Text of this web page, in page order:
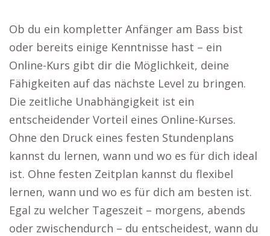
Ob du ein kompletter Anfänger am Bass bist
oder bereits einige Kenntnisse hast – ein
Online-Kurs gibt dir die Möglichkeit, deine
Fähigkeiten auf das nächste Level zu bringen.
Die zeitliche Unabhängigkeit ist ein
entscheidender Vorteil eines Online-Kurses.
Ohne den Druck eines festen Stundenplans
kannst du lernen, wann und wo es für dich ideal
ist. Ohne festen Zeitplan kannst du flexibel
lernen, wann und wo es für dich am besten ist.
Egal zu welcher Tageszeit – morgens, abends
oder zwischendurch – du entscheidest, wann du